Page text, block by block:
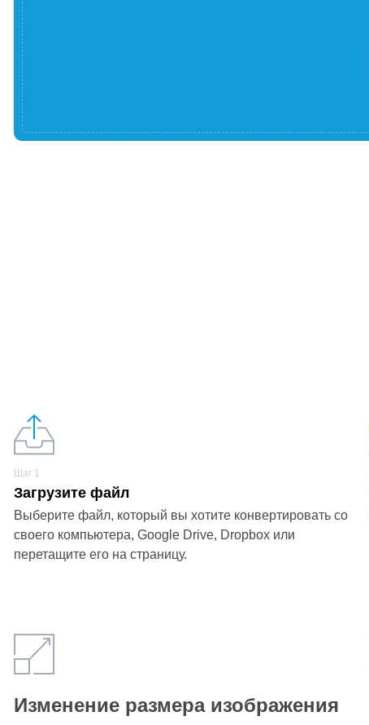
Шаг 1
Загрузите файл
Выберите файл, который вы хотите конвертировать со
своего компьютера, Google Drive, Dropbox или
перетащите его на страницу.
Изменение размера изображения